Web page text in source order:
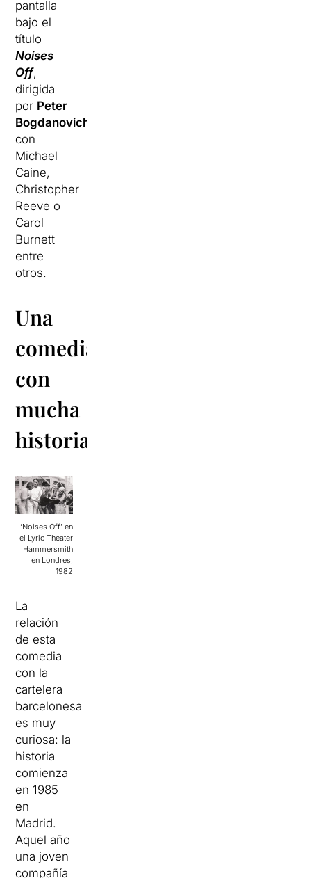
pantalla
bajo el
título
Noises
Off,
dirigida
por Peter
Bogdanovich
con
Michael
Caine,
Christopher
Reeve o
Carol
Burnett
entre
otros.
Una
comedia
con
mucha
historia
‘Noises Off’ en
el Lyric Theater
Hammersmith
en Londres,
1982
La
relación
de esta
comedia
con la
cartelera
barcelonesa
es muy
curiosa: la
historia
comienza
en 1985
en
Madrid.
Aquel año
una joven
compañía